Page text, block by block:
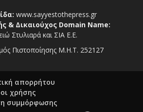
www.sayyestothepress.gr
& Δικαιούχος Domain Name:
Στυλιαρά και ΣΙΑ Ε.Ε.
Πιστοποίησης Μ.Η.Τ. 252127
απορρήτου
χρήσης
συμμόρφωσης